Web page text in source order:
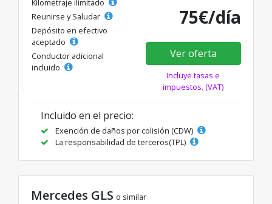
Kilometraje ilimitado
Reunirse y Saludar
Depósito en efectivo
aceptado
Conductor adicional
incluido
75€/día
Ver oferta
Incluye tasas e
impuestos. (VAT)
Incluido en el precio:
Exención de daños por colisión (CDW)
La responsabilidad de terceros(TPL)
Mercedes GLS o similar